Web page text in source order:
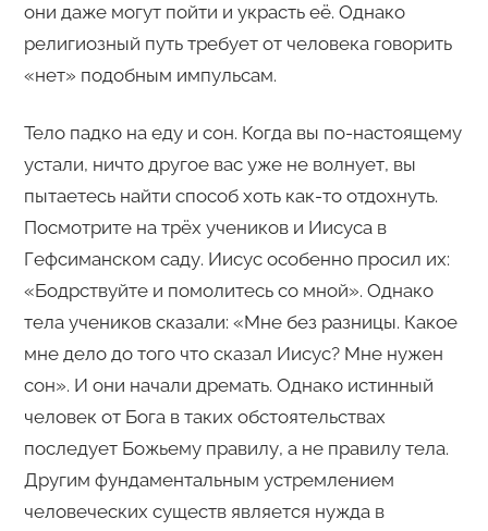
они даже могут пойти и украсть её. Однако
религиозный путь требует от человека говорить
«нет» подобным импульсам.
Тело падко на еду и сон. Когда вы по-настоящему
устали, ничто другое вас уже не волнует, вы
пытаетесь найти способ хоть как-то отдохнуть.
Посмотрите на трёх учеников и Иисуса в
Гефсиманском саду. Иисус особенно просил их:
«Бодрствуйте и помолитесь со мной». Однако
тела учеников сказали: «Мне без разницы. Какое
мне дело до того что сказал Иисус? Мне нужен
сон». И они начали дремать. Однако истинный
человек от Бога в таких обстоятельствах
последует Божьему правилу, а не правилу тела.
Другим фундаментальным устремлением
человеческих существ является нужда в